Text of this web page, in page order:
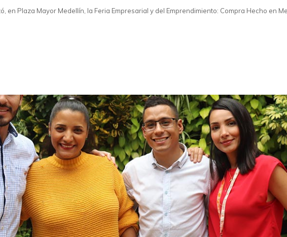
en Plaza Mayor Medellín, la Feria Empresarial y del Emprendimiento: Compra Hecho en